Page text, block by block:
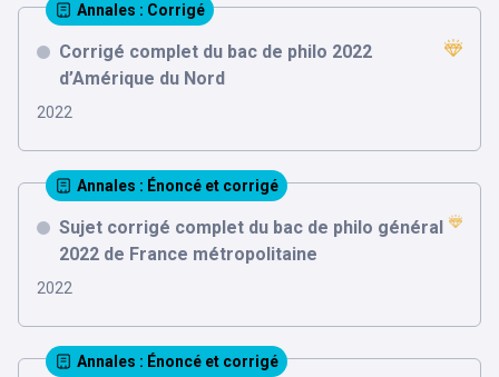
Annales : Corrigé
Corrigé complet du bac de philo 2022
d’Amérique du Nord
2022
Annales : Énoncé et corrigé
Sujet corrigé complet du bac de philo général
2022 de France métropolitaine
2022
Annales : Énoncé et corrigé